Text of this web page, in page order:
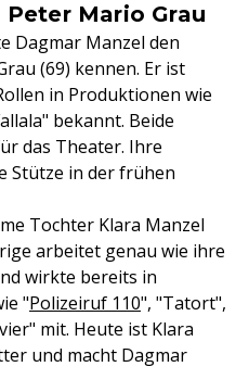
Mario Grau
Dagmar Manzel den
(69) kennen. Er ist
in Produktionen wie
bekannt. Beide
das Theater. Ihre
Stütze in der frühen
Tochter Klara Manzel
arbeitet genau wie ihre
wirkte bereits in
"Polizeiruf 110", "Tatort",
mit. Heute ist Klara
und macht Dagmar